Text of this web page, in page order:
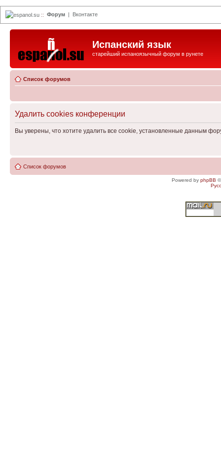
espanol.su :: Форум | Вконтакте
Испанский язык
старейший испаноязычный форум в рунете
Список форумов
Удалить cookies конференции
Вы уверены, что хотите удалить все cookie, установленные данным
Список форумов
Powered by phpBB